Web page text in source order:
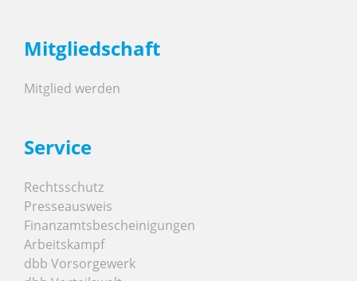
Mitgliedschaft
Mitglied werden
Service
Rechtsschutz
Presseausweis
Finanzamtsbescheinigungen
Arbeitskampf
dbb Vorsorgewerk